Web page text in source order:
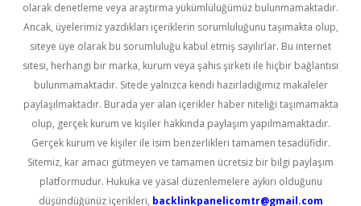
olarak denetleme veya araştırma yükümlülüğümüz bulunmamaktadır.
Ancak, üyelerimiz yazdıkları içeriklerin sorumluluğunu taşımakta olup,
siteye üye olarak bu sorumluluğu kabul etmiş sayılırlar. Bu internet
sitesi, herhangi bir marka, kurum veya şahıs şirketi ile hiçbir bağlantısı
bulunmamaktadır. Sitede yalnızca kendi hazırladığımız makaleler
paylaşılmaktadır. Burada yer alan içerikler haber niteliği taşımamakta
olup, gerçek kurum ve kişiler hakkında paylaşım yapılmamaktadır.
Gerçek kurum ve kişiler ile isim benzerlikleri tamamen tesadüfidir.
Sitemiz, kar amacı gütmeyen ve tamamen ücretsiz bir bilgi paylaşım
platformudur. Hukuka ve yasal düzenlemelere aykırı olduğunu
düşündüğünüz içerikleri, backlinkpanelicomtr@gmail.com